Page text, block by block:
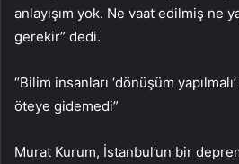
anlayışım yok. Ne vaat edilmiş ne
gerekir” dedi.
“Bilim insanları ‘dönüşüm
öteye gidemedi”
Murat Kurum, İstanbul’un bir